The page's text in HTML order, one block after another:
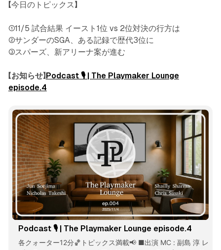
【今日のトピックス】
①11/5 試合結果 イースト1位 vs 2位対決の行方は
②サンダーのSGA、ある記録で歴代3位に
③スパーズ、新アリーナ案が進む
【お知らせ】 Podcast 🎙️ | The Playmaker Lounge
episode.4
Podcast 🎙️ | The Playmaker Lounge episode.4
各クォーター12分🏀トピックス満載📢 ■出演 MC : 副島 淳 レ